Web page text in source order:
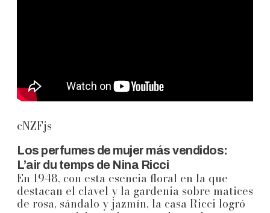
cNZFjs
Los perfumes de mujer más vendidos:
L’air du temps de Nina Ricci
En 1948, con esta esencia floral en la que
destacan el clavel y la gardenia sobre matices
de rosa, sándalo y jazmín, la casa Ricci logró